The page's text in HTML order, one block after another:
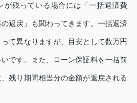
が残っている場合には「一括返済費
返戻」も関わってきます。一括返済
て異なりますが、目安として数万円
です。また、ローン保証料を一括前
残り期間相当分の金額が返戻される